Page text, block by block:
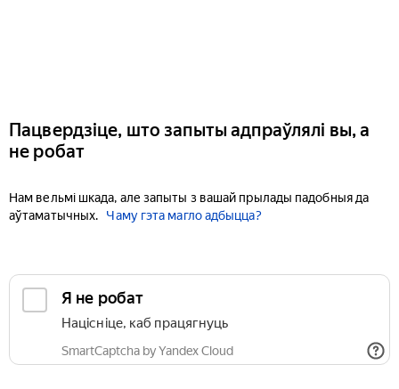
Пацвердзіце, што запыты адпраўлялі вы, а
не робат
Нам вельмі шкада, але запыты з вашай прылады падобныя да
аўтаматычных.
Чаму гэта магло адбыцца?
Я не робат
Націсніце, каб працягнуць
SmartCaptcha by Yandex Cloud